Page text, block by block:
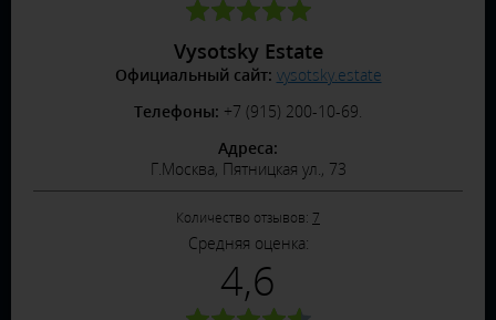
Vysotsky Estate
Официальный сайт: vysotsky.estate
Телефоны: +7 (915) 200-10-69.
Адреса:
Г.Москва, Пятницкая ул., 73
Количество отзывов: 7
Средняя оценка:
4,6